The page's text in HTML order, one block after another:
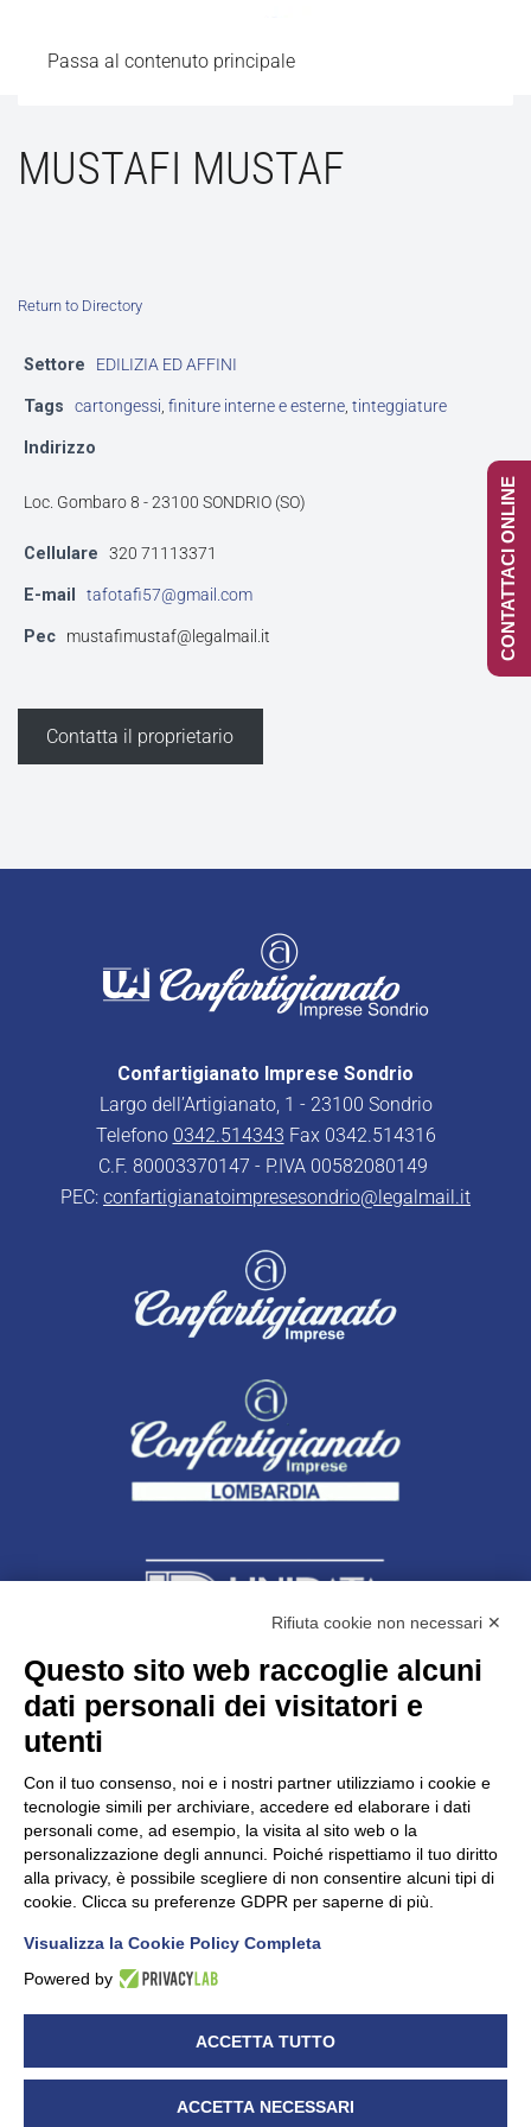
Passa al contenuto principale
MUSTAFI MUSTAF
Return to Directory
Settore EDILIZIA ED AFFINI
Tags cartongessi, finiture interne e esterne, tinteggiature
Indirizzo
Loc. Gombaro 8 - 23100 SONDRIO (SO)
Cellulare 320 71113371
E-mail tafotafi57@gmail.com
Pec mustafimustaf@legalmail.it
Contatta il proprietario
Confartigianato Imprese Sondrio
Largo dell’Artigianato, 1 - 23100 Sondrio
Telefono 0342.514343 Fax 0342.514316
C.F. 80003370147 - P.IVA 00582080149
PEC: confartigianatoimpresesondrio@legalmail.it
Unidata s.r.lcon unico socio
Largo dell’Artigianato, 1 - 23100 Sondrio
C.F. 00481790145 - N.REA SO-36426
PEC: unidata.sondrio@legalmail.it
Cap. soc. euro 100.000,00 i.v.
UNIDATA - Informativa privacy (per i clienti)
UNIDATA - Whistleblowing
CONTATTACI ONLINE
Rifiuta cookie non necessari ✕
Questo sito web raccoglie alcuni
dati personali dei visitatori e
utenti
Con il tuo consenso, noi e i nostri partner utilizziamo i cookie e
tecnologie simili per archiviare, accedere ed elaborare i dati
personali come, ad esempio, la visita al sito web o la
personalizzazione degli annunci. Poiché rispettiamo il tuo diritto
alla privacy, è possibile scegliere di non consentire alcuni tipi di
cookie. Clicca su preferenze GDPR per saperne di più.
Visualizza la Cookie Policy Completa
Powered by
ACCETTA TUTTO
ACCETTA NECESSARI